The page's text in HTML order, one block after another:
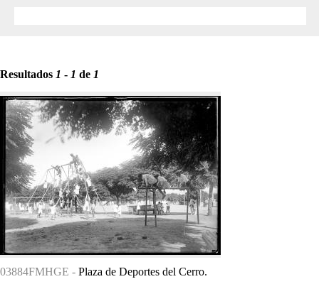
Resultados 1 - 1 de 1
03884FMHGE - Plaza de Deportes del Cerro.